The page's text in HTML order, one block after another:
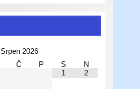
Srpen 2026
Č P S
N
1
2